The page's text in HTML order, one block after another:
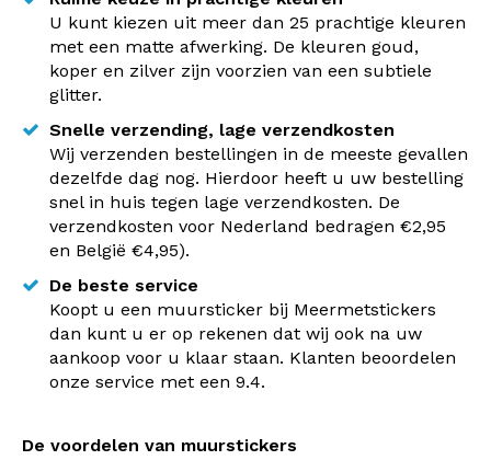
U kunt kiezen uit meer dan 25 prachtige kleuren
met een matte afwerking. De kleuren goud,
koper en zilver zijn voorzien van een subtiele
glitter.
Snelle verzending, lage verzendkosten
Wij verzenden bestellingen in de meeste gevallen
dezelfde dag nog. Hierdoor heeft u uw bestelling
snel in huis tegen lage verzendkosten. De
verzendkosten voor Nederland bedragen €2,95
en België €4,95).
De beste service
Koopt u een muursticker bij Meermetstickers
dan kunt u er op rekenen dat wij ook na uw
aankoop voor u klaar staan. Klanten beoordelen
onze service met een 9.4.
De voordelen van muurstickers